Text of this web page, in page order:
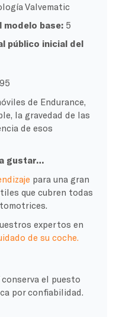
Valvematic
modelo base: 5
público inicial del
de Endurance,
la gravedad de las
de esos
gustar…
para una gran
que cubren todas
expertos en
de su coche.
conserva el puesto
por confiabilidad.